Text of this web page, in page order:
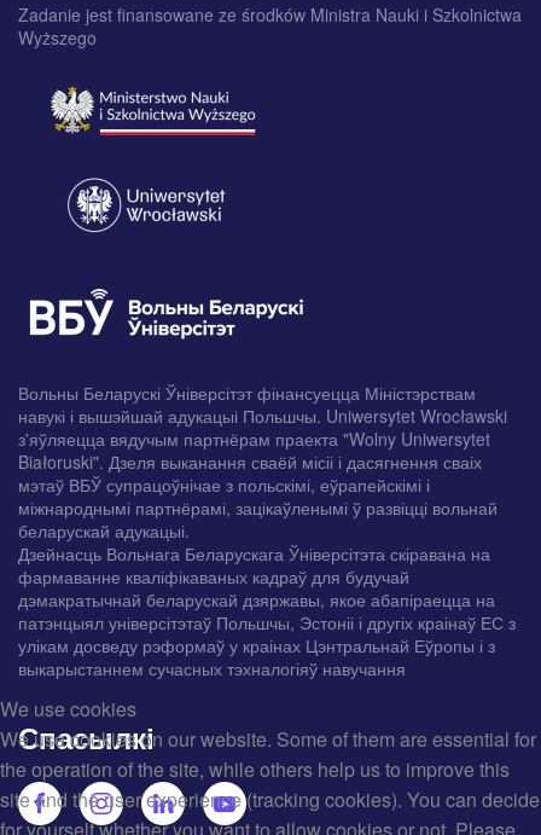
Zadanie jest finansowane ze środków Ministra Nauki i Szkolnictwa
Wyższego
Вольны Беларускі Ўніверсітэт фінансуецца Міністэрствам
навукі і вышэйшай адукацыі Польшчы. Uniwersytet Wrocławski
з'яўляецца вядучым партнёрам праекта "Wolny Uniwersytet
Białoruski". Дзеля выканання сваёй місіі і дасягнення сваіх
мэтаў ВБЎ супрацоўнічае з польскімі, еўрапейскімі і
міжнароднымі партнёрамі, зацікаўленымі ў развіцці вольнай
беларускай адукацыі.
Дзейнасць Вольнага Беларускага Ўніверсітэта скіравана на
фармаванне кваліфікаваных кадраў для будучай
дэмакратычнай беларускай дзяржавы, якое абапіраецца на
патэнцыял універсітэтаў Польшчы, Эстоніі і другіх краінаў ЕС з
улікам досведу рэформаў у краінах Цэнтральнай Еўропы і з
выкарыстаннем сучасных тэхналогіяў навучання
Спасылкі
We use cookies
We use cookies on our website. Some of them are essential for
the operation of the site, while others help us to improve this
site and the user experience (tracking cookies). You can decide